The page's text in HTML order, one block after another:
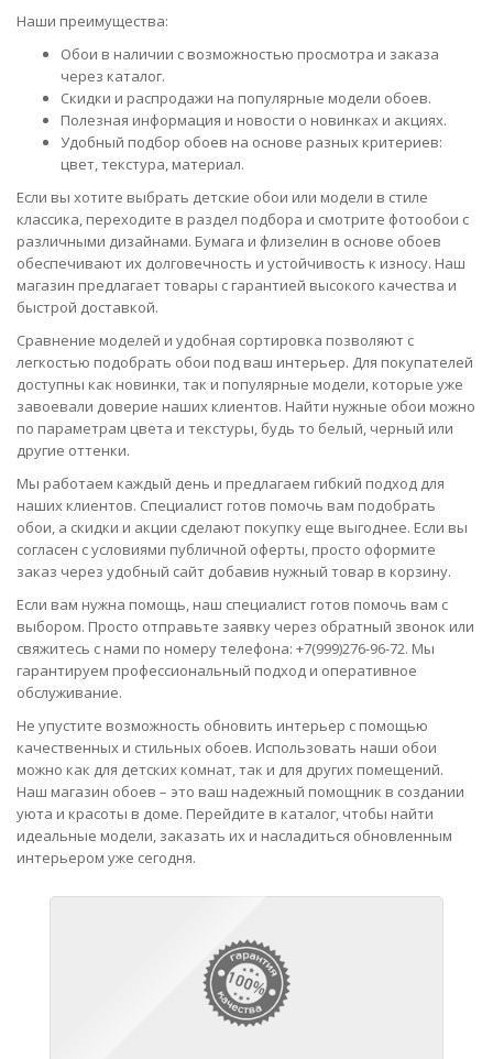
Наши преимущества:
Обои в наличии с возможностью просмотра и заказа
через каталог.
Скидки и распродажи на популярные модели обоев.
Полезная информация и новости о новинках и акциях.
Удобный подбор обоев на основе разных критериев:
цвет, текстура, материал.
Если вы хотите выбрать детские обои или модели в стиле
классика, переходите в раздел подбора и смотрите фотообои с
различными дизайнами. Бумага и флизелин в основе обоев
обеспечивают их долговечность и устойчивость к износу. Наш
магазин предлагает товары с гарантией высокого качества и
быстрой доставкой.
Сравнение моделей и удобная сортировка позволяют с
легкостью подобрать обои под ваш интерьер. Для покупателей
доступны как новинки, так и популярные модели, которые уже
завоевали доверие наших клиентов. Найти нужные обои можно
по параметрам цвета и текстуры, будь то белый, черный или
другие оттенки.
Мы работаем каждый день и предлагаем гибкий подход для
наших клиентов. Специалист готов помочь вам подобрать
обои, а скидки и акции сделают покупку еще выгоднее. Если вы
согласен с условиями публичной оферты, просто оформите
заказ через удобный сайт добавив нужный товар в корзину.
Если вам нужна помощь, наш специалист готов помочь вам с
выбором. Просто отправьте заявку через обратный звонок или
свяжитесь с нами по номеру телефона: +7(999)276-96-72. Мы
гарантируем профессиональный подход и оперативное
обслуживание.
Не упустите возможность обновить интерьер с помощью
качественных и стильных обоев. Использовать наши обои
можно как для детских комнат, так и для других помещений.
Наш магазин обоев – это ваш надежный помощник в создании
уюта и красоты в доме. Перейдите в каталог, чтобы найти
идеальные модели, заказать их и насладиться обновленным
интерьером уже сегодня.